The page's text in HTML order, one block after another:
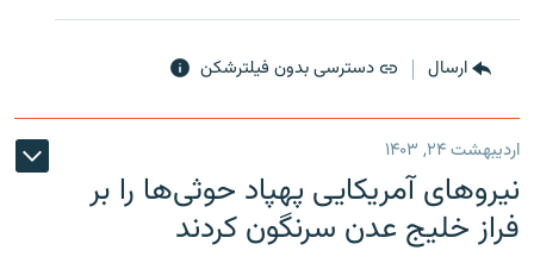
ارسال دسترسی بدون فیلترشکن
اردیبهشت ۲۴, ۱۴۰۳
نیروهای آمریکایی پهپاد حوثی‌ها را بر
فراز خلیج عدن سرنگون کردند